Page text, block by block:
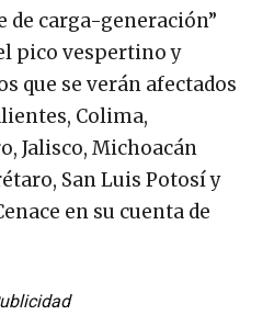
de carga-generación”
pico vespertino y
que se verán afectados
Colima,
Jalisco, Michoacán
San Luis Potosí y
en su cuenta de